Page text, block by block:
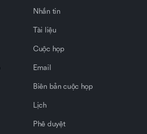
Nhắn tin
Tài liệu
Cuộc họp
Email
Biên bản cuộc họp
Lịch
Phê duyệt